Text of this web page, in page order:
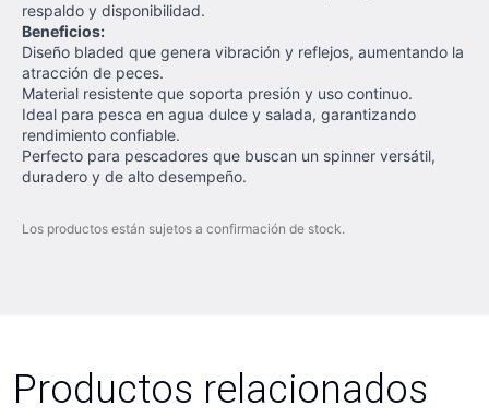
respaldo y disponibilidad.
Beneficios:
Diseño bladed que genera vibración y reflejos, aumentando la
atracción de peces.
Material resistente que soporta presión y uso continuo.
Ideal para pesca en agua dulce y salada, garantizando
rendimiento confiable.
Perfecto para pescadores que buscan un spinner versátil,
duradero y de alto desempeño.
Los productos están sujetos a confirmación de stock.
Productos relacionados